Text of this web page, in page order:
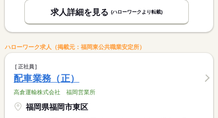
求人詳細を見る (ハローワークより転載)
ハローワーク求人（掲載元：福岡東公共職業安定所）
正社員
配車業務（正）
高倉運輸株式会社 福岡営業所
福岡県福岡市東区